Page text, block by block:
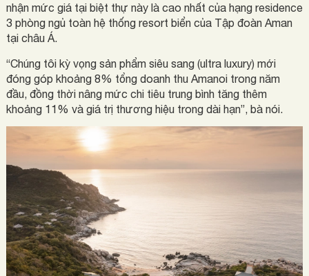
nhận mức giá tại biệt thự này là cao nhất của hạng residence
3 phòng ngủ toàn hệ thống resort biển của Tập đoàn Aman
tại châu Á.
“Chúng tôi kỳ vọng sản phẩm siêu sang (ultra luxury) mới
đóng góp khoảng 8% tổng doanh thu Amanoi trong năm
đầu, đồng thời nâng mức chi tiêu trung bình tăng thêm
khoảng 11% và giá trị thương hiệu trong dài hạn”, bà nói.